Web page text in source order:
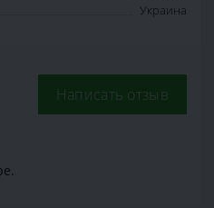
Украина
Написать отзыв